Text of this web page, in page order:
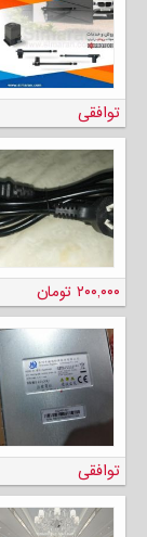
توافقی
۲۰۰,۰۰۰ تومان
توافقی